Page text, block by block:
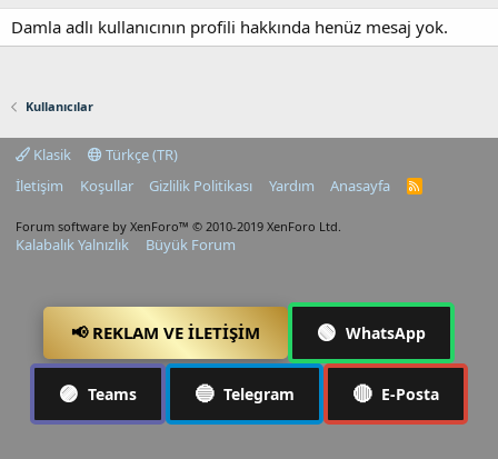
Damla adlı kullanıcının profili hakkında henüz mesaj yok.
Kullanıcılar
Klasik
Türkçe (TR)
İletişim
Koşullar Gizlilik Politikası Yardım Anasayfa
R
Forum software by XenForo™ © 2010-2019 XenForo Ltd.
Kalabalık Yalnızlık Büyük Forum
📢 REKLAM VE İLETIŞIM 🟢 WhatsApp
🟣 Teams 🔵 Telegram 🔴 E-Posta